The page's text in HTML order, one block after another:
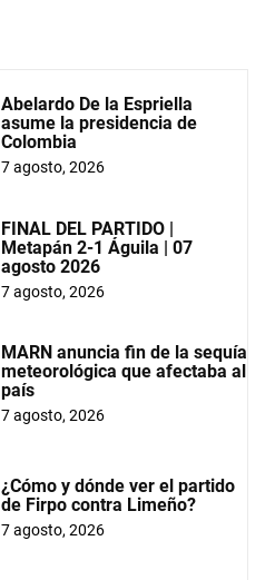
Abelardo De la Espriella
asume la presidencia de
Colombia
7 agosto, 2026
FINAL DEL PARTIDO |
Metapán 2-1 Águila | 07
agosto 2026
7 agosto, 2026
MARN anuncia fin de la sequía
meteorológica que afectaba al
país
7 agosto, 2026
¿Cómo y dónde ver el partido
de Firpo contra Limeño?
7 agosto, 2026